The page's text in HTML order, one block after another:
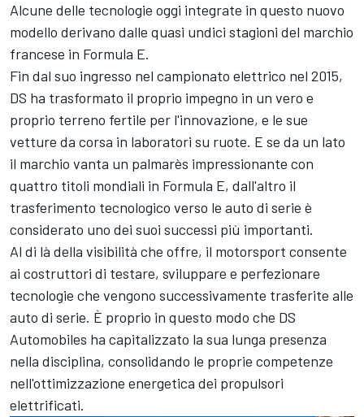
Alcune delle tecnologie oggi integrate in questo nuovo
modello derivano dalle quasi undici stagioni del marchio
francese in Formula E.
Fin dal suo ingresso nel campionato elettrico nel 2015,
DS ha trasformato il proprio impegno in un vero e
proprio terreno fertile per l'innovazione, e le sue
vetture da corsa in laboratori su ruote. E se da un lato
il marchio vanta un palmarès impressionante con
quattro titoli mondiali in Formula E, dall'altro il
trasferimento tecnologico verso le auto di serie è
considerato uno dei suoi successi più importanti.
Al di là della visibilità che offre, il motorsport consente
ai costruttori di testare, sviluppare e perfezionare
tecnologie che vengono successivamente trasferite alle
auto di serie. È proprio in questo modo che DS
Automobiles ha capitalizzato la sua lunga presenza
nella disciplina, consolidando le proprie competenze
nell'ottimizzazione energetica dei propulsori
elettrificati.